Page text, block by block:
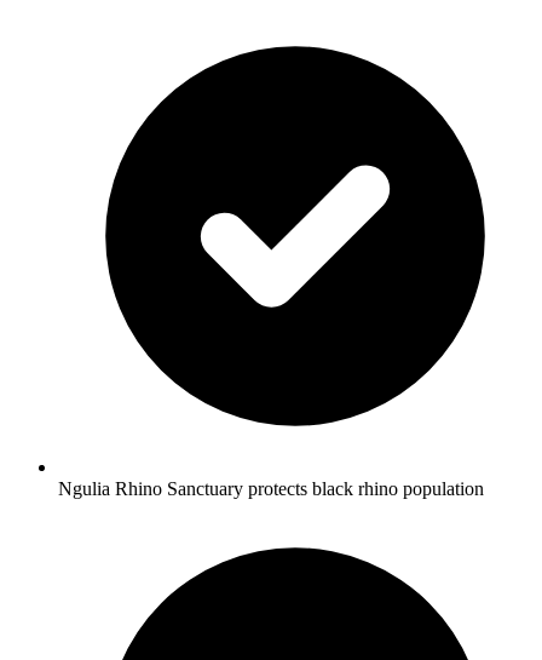
Ngulia Rhino Sanctuary protects black rhino population